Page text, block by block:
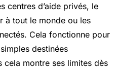
centres d’aide privés, le
à tout le monde ou les
Cela fonctionne pour
destinées
cela montre ses limites dès